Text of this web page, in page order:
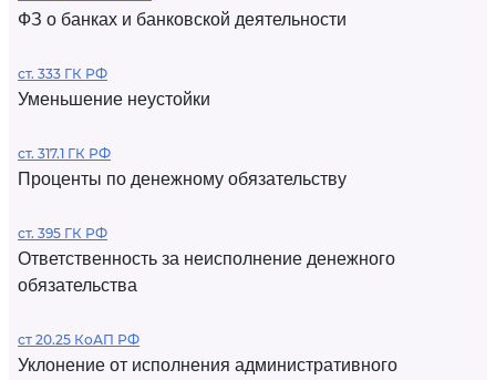
ФЗ о банках и банковской деятельности
ст. 333 ГК РФ
Уменьшение неустойки
ст. 317.1 ГК РФ
Проценты по денежному обязательству
ст. 395 ГК РФ
Ответственность за неисполнение денежного
обязательства
ст 20.25 КоАП РФ
Уклонение от исполнения административного